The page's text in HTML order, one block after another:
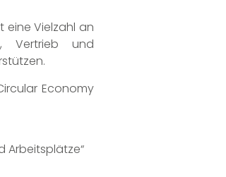
eine Vielzahl an
Vertrieb und
Economy
Arbeitsplätze“